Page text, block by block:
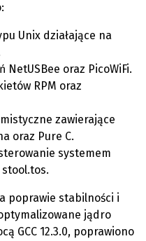
Unix działające na
NetUSBee oraz PicoWiFi.
RPM oraz
zawierające
oraz Pure C.
systemem
poprawie stabilności i
jądro
GCC 12.3.0, poprawiono